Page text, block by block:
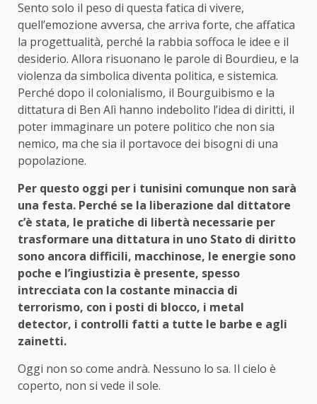
Sento solo il peso di questa fatica di vivere,
quell’emozione avversa, che arriva forte, che affatica
la progettualità, perché la rabbia soffoca le idee e il
desiderio. Allora risuonano le parole di Bourdieu, e la
violenza da simbolica diventa politica, e sistemica.
Perché dopo il colonialismo, il Bourguibismo e la
dittatura di Ben Alì hanno indebolito l’idea di diritti, il
poter immaginare un potere politico che non sia
nemico, ma che sia il portavoce dei bisogni di una
popolazione.
Per questo oggi per i tunisini comunque non sarà
una festa. Perché se la liberazione dal dittatore
c’è stata, le pratiche di libertà necessarie per
trasformare una dittatura in uno Stato di diritto
sono ancora difficili, macchinose, le energie sono
poche e l’ingiustizia è presente, spesso
intrecciata con la costante minaccia di
terrorismo, con i posti di blocco, i metal
detector, i controlli fatti a tutte le barbe e agli
zainetti.
Oggi non so come andrà. Nessuno lo sa. Il cielo è
coperto, non si vede il sole.